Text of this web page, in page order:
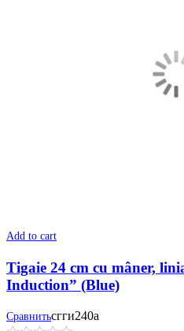
Add to cart
Tigaie 24 cm cu mâner,
Induction” (Blue)
Сравнитьсгги240а